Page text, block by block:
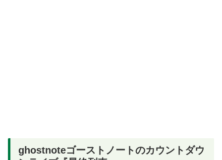
ghostnoteゴーストノートのカウントダウ